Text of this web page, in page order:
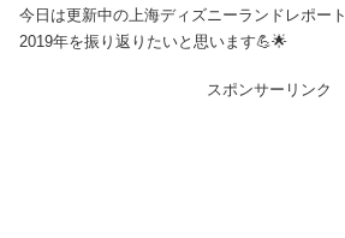
今日は更新中の上海ディズニーランドレポー
2019年を振り返りたいと思います💪🌟
スポンサーリンク